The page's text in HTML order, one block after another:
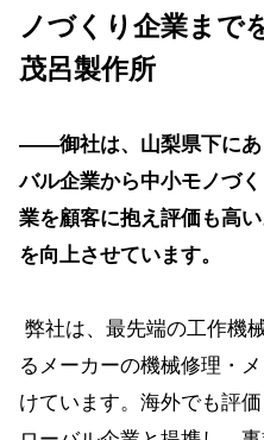
ノづくり企業まで
茂呂製作所
――御社は、山梨県下にあ
バル企業から中小モノづ
業を顧客に抱え評価も高
を向上させています。
弊社は、最先端の工作機
るメーカーの機械修理・
けています。海外でも評